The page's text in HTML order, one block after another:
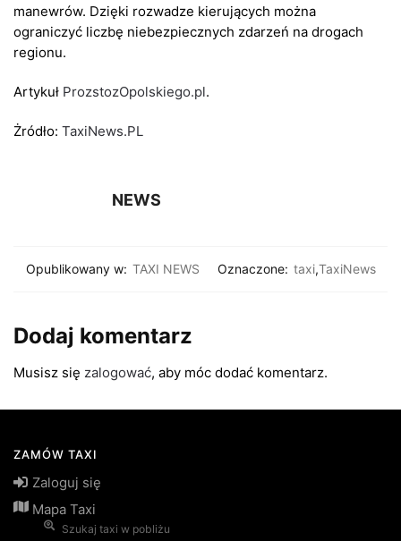
manewrów. Dzięki rozwadze kierujących można
ograniczyć liczbę niebezpiecznych zdarzeń na drogach
regionu.
Artykuł ProzstozOpolskiego.pl.
Żródło: TaxiNews.PL
NEWS
Opublikowany w: TAXI NEWS Oznaczone: taxi,TaxiNews
Dodaj komentarz
Musisz się zalogować, aby móc dodać komentarz.
ZAMÓW TAXI
Zaloguj się
Mapa Taxi
Szukaj taxi w pobliżu